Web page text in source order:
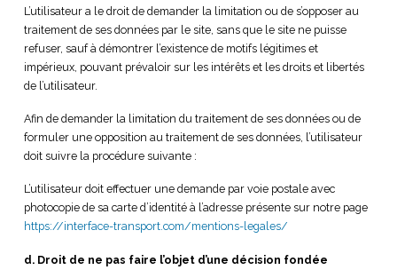
L’utilisateur a le droit de demander la limitation ou de s’opposer au
traitement de ses données par le site, sans que le site ne puisse
refuser, sauf à démontrer l’existence de motifs légitimes et
impérieux, pouvant prévaloir sur les intérêts et les droits et libertés
de l’utilisateur.
Afin de demander la limitation du traitement de ses données ou de
formuler une opposition au traitement de ses données, l’utilisateur
doit suivre la procédure suivante :
L’utilisateur doit effectuer une demande par voie postale avec
photocopie de sa carte d’identité à l’adresse présente sur notre page
https://interface-transport.com/mentions-legales/
d. Droit de ne pas faire l’objet d’une décision fondée